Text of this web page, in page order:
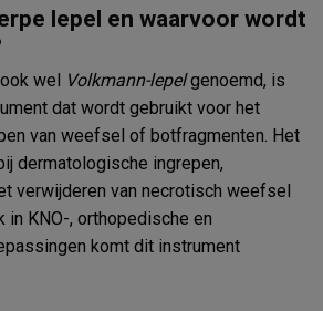
lepel en waarvoor wordt
wel Volkmann-lepelgenoemd, is
dat wordt gebruikt voor het
van weefsel of botfragmenten. Het
dermatologische ingrepen,
verwijderen van necrotisch weefsel
in KNO-, orthopedische en
komt dit instrument